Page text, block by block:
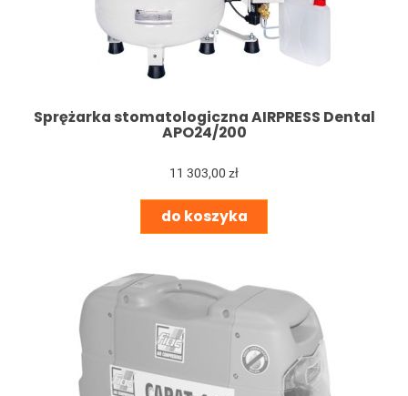
Sprężarka stomatologiczna AIRPRESS Dental
APO24/200
11 303,00 zł
do koszyka